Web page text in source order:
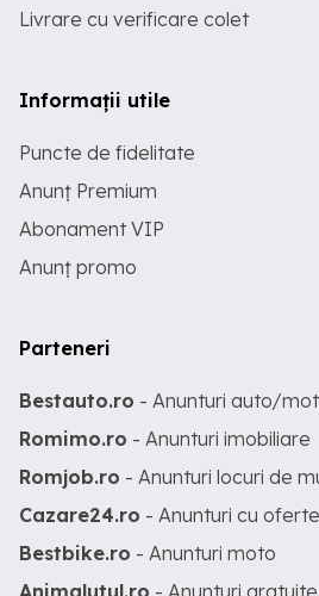
Livrare cu verificare colet
Informații utile
Puncte de fidelitate
Anunț Premium
Abonament VIP
Anunț promo
Parteneri
Bestauto.ro - Anunturi auto/
Romimo.ro - Anunturi imobiliare
Romjob.ro - Anunturi locuri de
Cazare24.ro - Anunturi cu
Bestbike.ro - Anunturi moto